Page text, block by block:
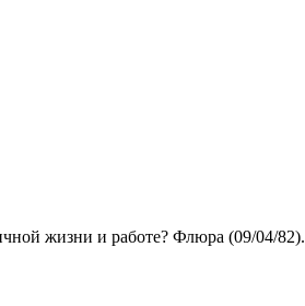
жизни и работе? Флюра (09/04/82).